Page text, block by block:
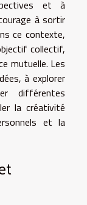
et à
à sortir
ce contexte,
collectif,
mutuelle. Les
à explorer
différentes
la créativité
et la